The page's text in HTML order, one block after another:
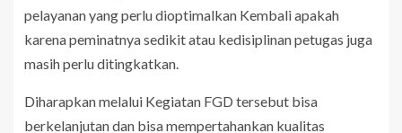
pelayanan yang perlu dioptimalkan Kembali apakah
karena peminatnya sedikit atau kedisiplinan petugas juga
masih perlu ditingkatkan.
Diharapkan melalui Kegiatan FGD tersebut bisa
berkelanjutan dan bisa mempertahankan kualitas